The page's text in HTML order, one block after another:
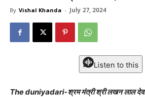
By Vishal Khanda - July 27, 2024
Listen to this
The duniyadari-श्रम मंत्री श्री लखन लाल